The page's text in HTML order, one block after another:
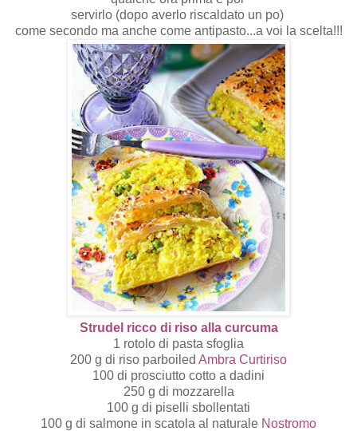
servirlo (dopo averlo riscaldato un po)
come secondo ma anche come antipasto...a voi la scelta!!!
Strudel ricco di riso alla curcuma
1 rotolo di pasta sfoglia
200 g di riso parboiled Ambra Curtiriso
100 di prosciutto cotto a dadini
250 g di mozzarella
100 g di piselli sbollentati
100 g di salmone in scatola al naturale Nostromo